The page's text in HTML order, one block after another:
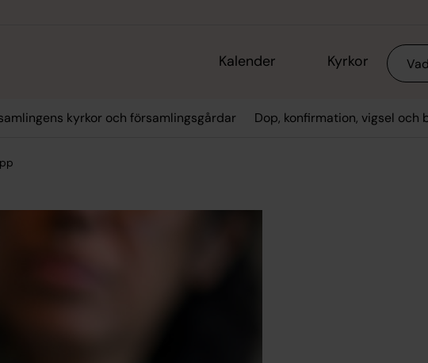
Kalender Kyrkor Sök
kyrkor och församlingsgårdar Dop, konfirmation, vigsel och